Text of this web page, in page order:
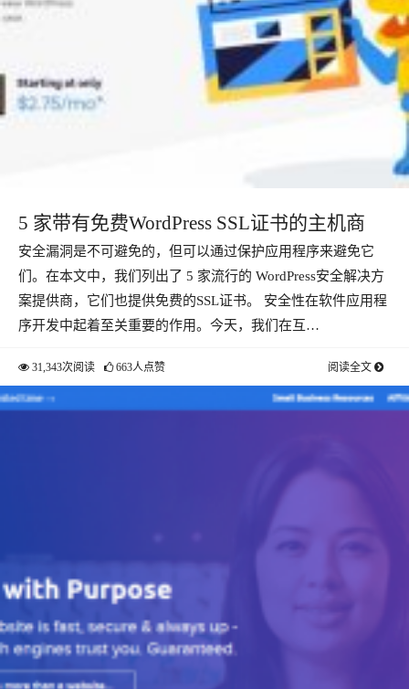
5 家带有免费WordPress SSL证书的主机商
安全漏洞是不可避免的，但可以通过保护应用程序来避免它
们。在本文中，我们列出了 5 家流行的 WordPress安全解决方
案提供商，它们也提供免费的SSL证书。 安全性在软件应用程
序开发中起着至关重要的作用。今天，我们在互…
31,343次阅读 663人点赞 阅读全文